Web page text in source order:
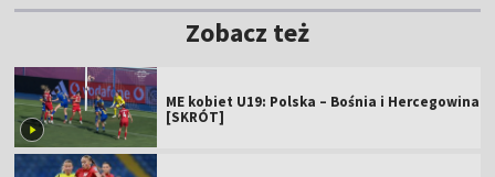
Zobacz też
ME kobiet U19: Polska – Bośnia i Hercegowina
[SKRÓT]